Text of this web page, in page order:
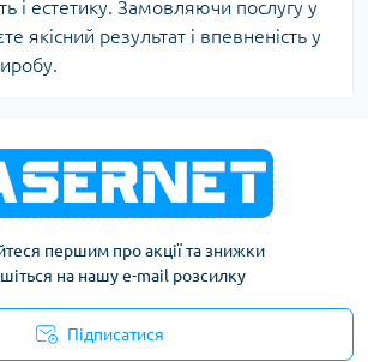
і естетику. Замовляючи послугу у
якісний результат і впевненість у
першим про акції та знижки
на нашу e-mail розсилку
Підписатися